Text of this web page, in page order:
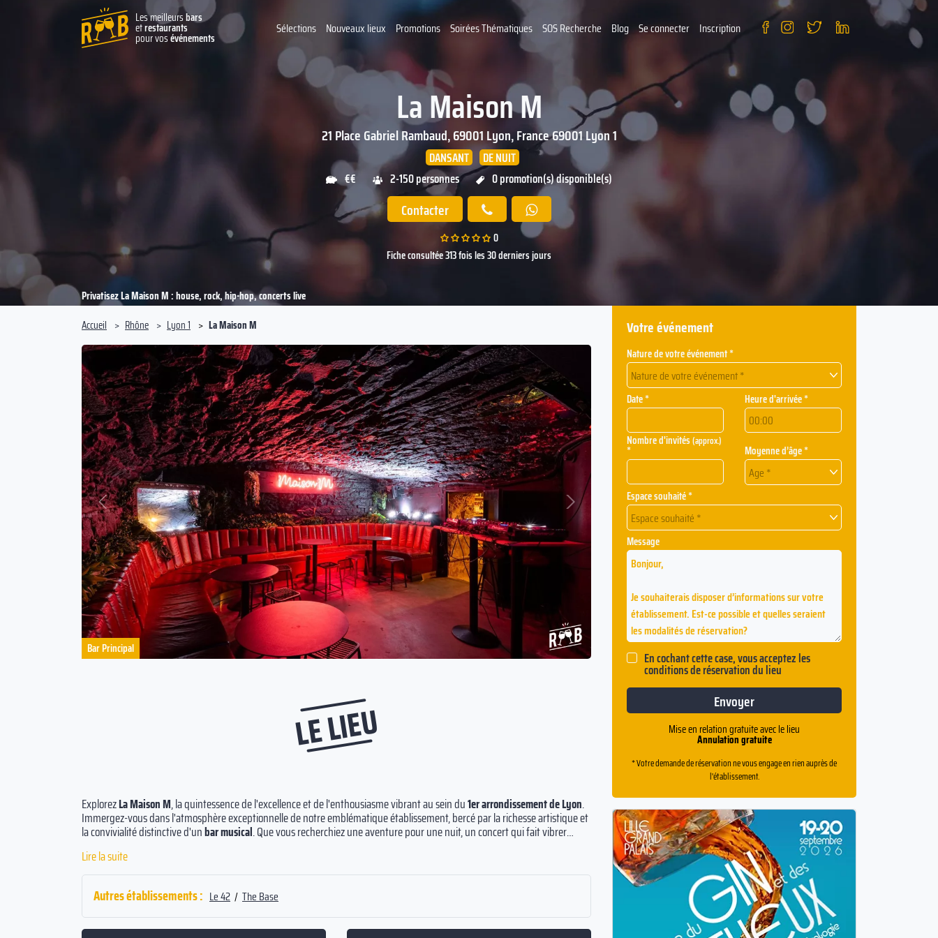
Les meilleursbars
etrestaurants
pour vosévénements
Sélections Nouveaux lieux Promotions Soirées Thématiques SOS Recherche Blog Se connecter Inscription
La Maison M
21 Place Gabriel Rambaud, 69001 Lyon, France69001Lyon 1
DANSANT
DE NUIT
€€
2-150 personnes 0 promotion(s) disponible(s)
Contacter
0
Fiche consultée 313 fois les 30 derniers jours
Privatisez La Maison M : house, rock, hip-hop, concerts live
Accueil
Rhône Lyon 1 La Maison M
Club
Précédent
Suivant
LE LIEU
ExplorezLa Maison M, la quintessence de l'excellence et de l'enthousiasme vibrant au sein du1er arrondissement de Lyon.
Immergez-vous dans l'atmosphère exceptionnelle de notre emblématique établissement, bercé par la richesse artistique et
la convivialité distinctive d'unbar musical. Que vous recherchiez une aventure pour une nuit, un concert qui fait vibrer
projets en une expérience mémorable.
Trouvez votre refuge dans nos trois salles au charme notable,
ordinaire.Soyez-captivépar notre offre unique, avec un mélange réussi de musique et d'art, alimenté par des cocktails
maison aussi délicieux qu'originaux, pour faire naître un environnement véritablement stimulant et singulier.
Lire la suite
Autres établissements : Le 42 / The Base
Votre événement
Nature de votre événement *
Nature de votre événement *
Date * Heure d'arrivée *
Nombre d'invités(approx.)
* Moyenne d’âge *
Age *
Espace souhaité *
Espace souhaité *
Message
En cochant cette case, vous acceptez les
conditions de réservation du lieu
Mise en relation gratuite avec le lieu
Annulation gratuite
* Votre demande de réservation ne vous engage en rien auprès de
l'établissement.